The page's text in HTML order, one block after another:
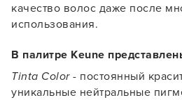
качество волос даже после
использования.
В палитре Keune
Tinta Color- постоянный
уникальные нейтральные